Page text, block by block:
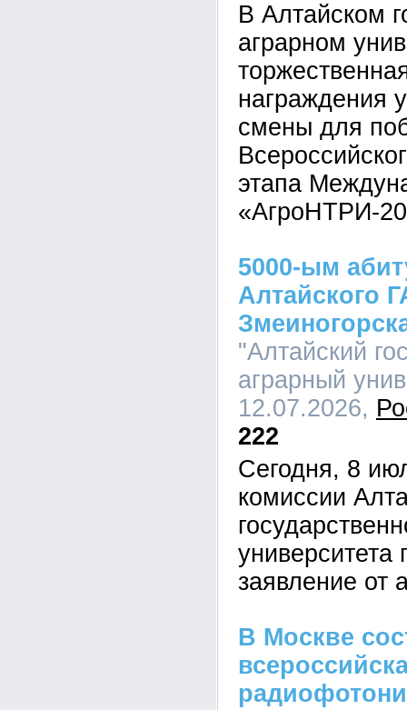
В Алтайском
аграрном
награждения
смены для
этапа
«АгроНТРИ-
5000-ым
Алтайского
"Алтайский
аграрный
12.07.2026,
222
Сегодня, 8
комиссии
университета
заявление от
В Москве